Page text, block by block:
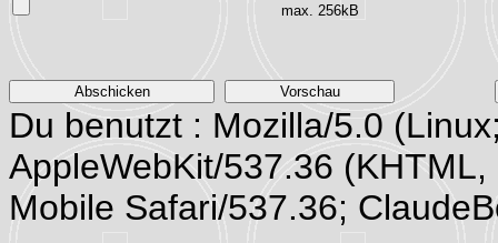
max. 256kB
Du benutzt : Mozilla/5.0
AppleWebKit/537.36
Mobile Safari/537.36;